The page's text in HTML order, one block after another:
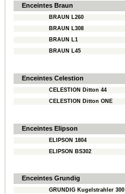
Enceintes Braun
BRAUN L260
BRAUN L308
BRAUN L1
BRAUN L45
Enceintes Celestion
CELESTION Ditton 44
CELESTION Ditton ONE
Enceintes Elipson
ELIPSON 1804
ELIPSON BS302
Enceintes Grundig
GRUNDIG Kugelstrahler 300